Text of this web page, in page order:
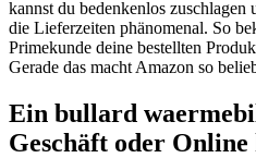
kannst du bedenkenlos
die Lieferzeiten phänomenal. So
Primekunde deine bestellten
Gerade das macht Amazon so
Ein bullard
Geschäft oder Online